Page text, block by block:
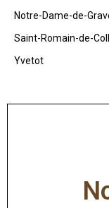
Notre-Dame-de-
Saint-Romain-de-
Yvetot